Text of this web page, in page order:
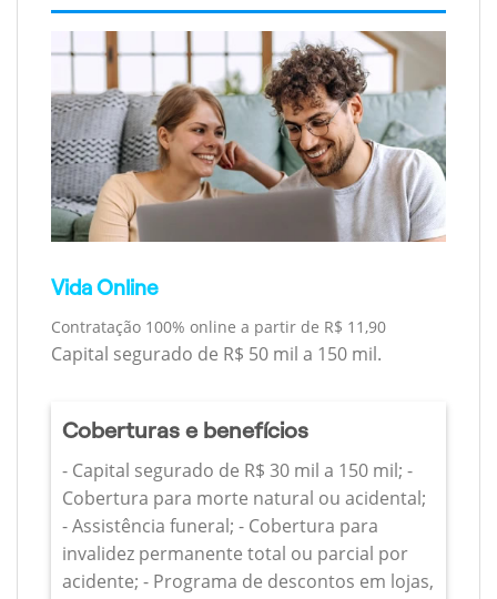
Vida Online
Contratação 100% online a partir de R$ 11,90
Capital segurado de R$ 50 mil a 150 mil.
Coberturas e benefícios
- Capital segurado de R$ 30 mil a 150 mil; -
Cobertura para morte natural ou acidental;
- Assistência funeral; - Cobertura para
invalidez permanente total ou parcial por
acidente; - Programa de descontos em lojas,